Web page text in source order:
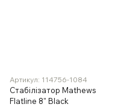
Артикул: 114756-1084
Стабілізатор Mathews
Flatline 8" Black